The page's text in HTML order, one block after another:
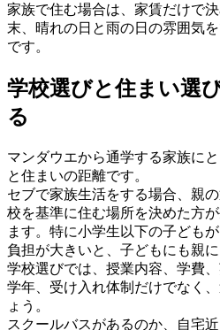
家族で住む場合は、家賃だけで
末、晴れの日と雨の日の雰囲気
です。
学校選びと住まい選
る
マンダウエから通学する家族に
と住まいの距離です。
セブで家族生活をする場合、親
校を基準に住む場所を決めた方
ます。特に小学生以下の子ども
負担が大きいと、子どもにも親
学校選びでは、授業内容、学費
学年、受け入れ体制だけでなく
ょう。
スクールバスがあるのか、自宅